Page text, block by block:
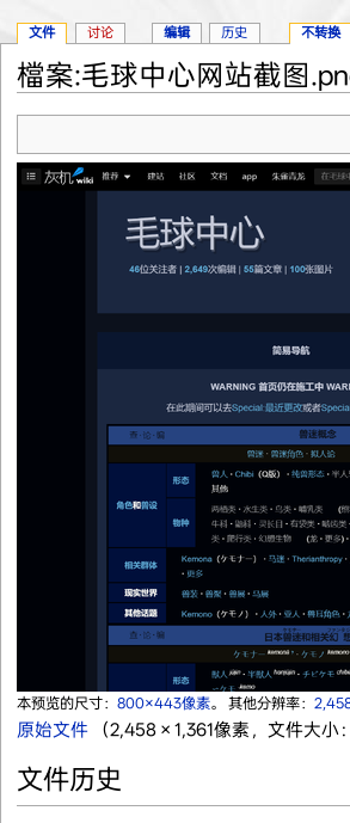
檔案:毛球中心网站截图
本预览的尺寸： 800×443像素。 其他分辨率：
原始文件‎ （2,458 × 1,361像素，文件大
文件历史
文件 讨论 编辑 历史 不转换